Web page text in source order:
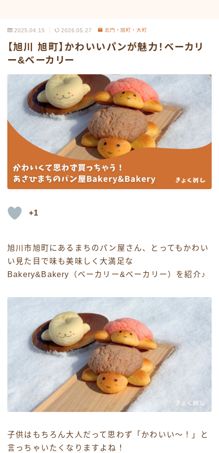
2025.04.15 2026.05.27 北門・旭町・大町
【旭川 旭町】かわいいパンが魅力！ベーカリ
ー&ベーカリー
+1
旭川市旭町にあるまちのパン屋さん、とってもかわい
い見た目で味も美味しく大満足な
Bakery&Bakery（ベーカリー&ベーカリー）を紹介♪
子供はもちろん大人だって思わず「かわいい〜！」と
言っちゃいたくなりますよね！